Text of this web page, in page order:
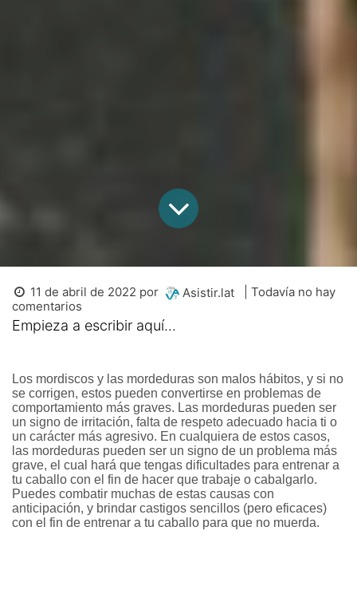
11 de abril de 2022 por Asistir.lat
| Todavía no hay
comentarios
Empieza a escribir aquí...
Los mordiscos y las mordeduras son malos hábitos, y si no
se corrigen, estos pueden convertirse en problemas de
comportamiento más graves. Las mordeduras pueden ser
un signo de irritación, falta de respeto adecuado hacia ti o
un carácter más agresivo. En cualquiera de estos casos,
las mordeduras pueden ser un signo de un problema más
grave, el cual hará que tengas dificultades para entrenar a
tu caballo con el fin de hacer que trabaje o cabalgarlo.
Puedes combatir muchas de estas causas con
anticipación, y brindar castigos sencillos (pero eficaces)
con el fin de entrenar a tu caballo para que no muerda.